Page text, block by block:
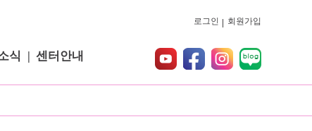
로그인 회원가입
식 센터안내